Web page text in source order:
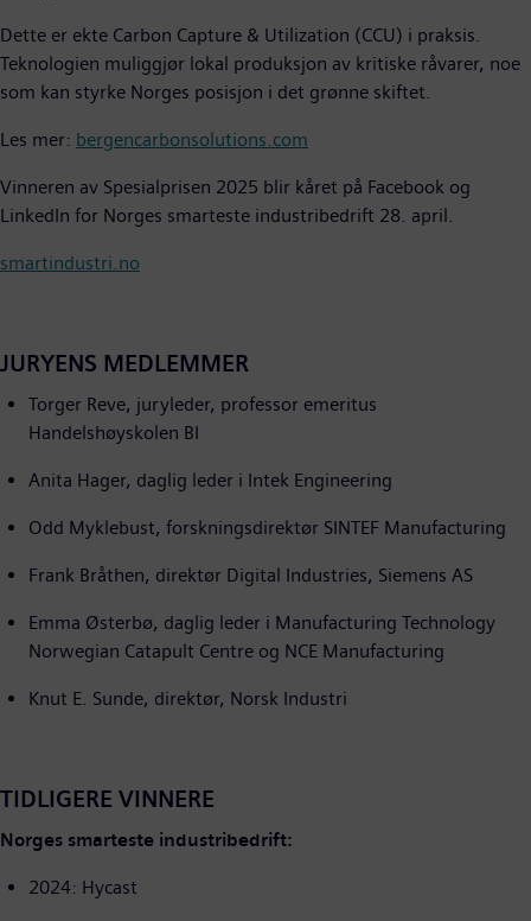
Dette er ekte Carbon Capture & Utilization (CCU) i praksis.
Teknologien muliggjør lokal produksjon av kritiske råvarer, noe
som kan styrke Norges posisjon i det grønne skiftet.
Les mer: bergencarbonsolutions.com
Vinneren av Spesialprisen 2025 blir kåret på Facebook og
LinkedIn for Norges smarteste industribedrift 28. april.
smartindustri.no
JURYENS MEDLEMMER
Torger Reve, juryleder, professor emeritus
Handelshøyskolen BI
Anita Hager, daglig leder i Intek Engineering
Odd Myklebust, forskningsdirektør SINTEF Manufacturing
Frank Bråthen, direktør Digital Industries, Siemens AS
Emma Østerbø, daglig leder i Manufacturing Technology
Norwegian Catapult Centre og NCE Manufacturing
Knut E. Sunde, direktør, Norsk Industri
TIDLIGERE VINNERE
Norges smarteste industribedrift:
2024: Hycast